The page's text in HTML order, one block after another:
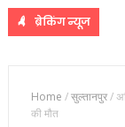
ब्रेकिंग न्यूज
Home /सुल्तानपुर/
की मौत